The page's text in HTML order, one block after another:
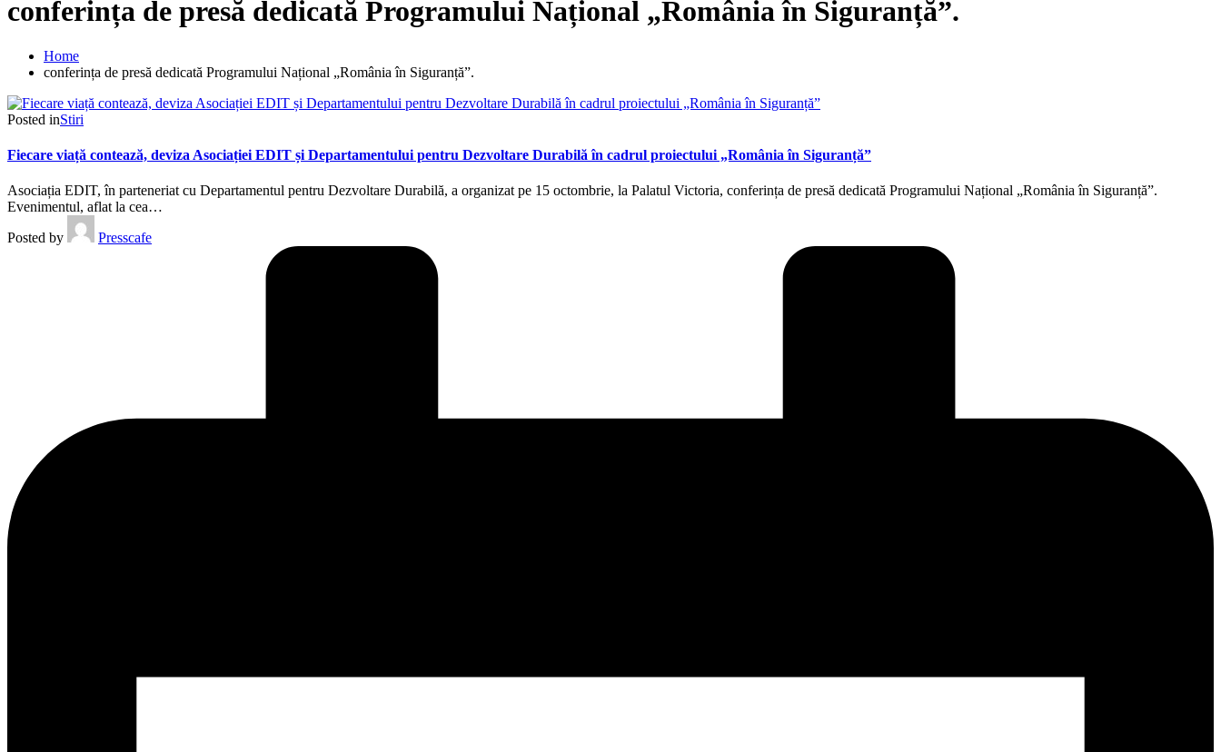
conferința de presă dedicată Programului Național „România în Siguranță”.
Home
conferința de presă dedicată Programului Național „România în Siguranță”.
Posted inStiri
Fiecare viață contează, deviza Asociației EDIT și Departamentului pentru Dezvoltare Durabilă în cadrul proiectului „România în Siguranță”
Asociația EDIT, în parteneriat cu Departamentul pentru Dezvoltare Durabilă, a organizat pe 15 octombrie, la Palatul Victoria, conferința de presă dedicată Programului Național „România în Siguranță”.
Evenimentul, aflat la cea…
Posted by
Presscafe